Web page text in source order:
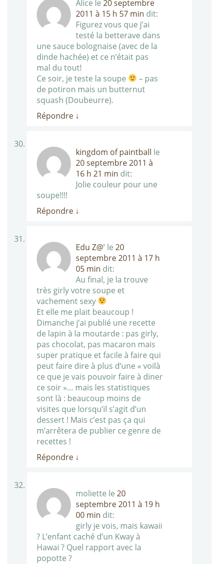
Alice le 20 septembre
2011 à 15 h 57 min dit:
Figurez vous que j’ai
testé la betterave dans
une sauce bolognaise (avec de la
dinde hachée) et ce n’était pas
mal du tout!
Ce soir, je teste la soupe
– pas
de potiron mais un butternut
squash (Doubeurre).
Répondre ↓
kingdom of paintball le
20 septembre 2011 à
16 h 21 min dit:
Jolie couleur pour une
soupe!!!!
Répondre ↓
Edu Z@' le 20
septembre 2011 à 17 h
05 min dit:
Au final, je la trouve
très girly votre soupe et
vachement sexy
Et elle me plait beaucoup !
Dimanche j’ai publié une recette
de lapin à la moutarde : pas girly,
pas chocolat, pas macaron mais
super pratique et facile à faire qui
peut faire dire à plus d’une « voilà
ce que je vais pouvoir faire à diner
ce soir »… mais les statistiques
sont là : beaucoup moins de
visites que lorsqu’il s’agit d’un
dessert ! Mais c’est pas ça qui
m’arrêtera de publier ce genre de
recettes !
Répondre ↓
moliette le 20
septembre 2011 à 19 h
00 min dit:
girly je vois, mais kawaii
? L’enfant caché d’un Kway à
Hawai ? Quel rapport avec la
popotte ?